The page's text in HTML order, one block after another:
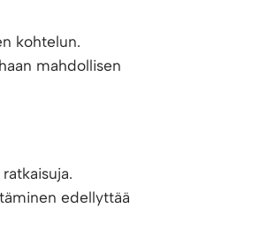
kohtelun.
mahdollisen
edellyttää